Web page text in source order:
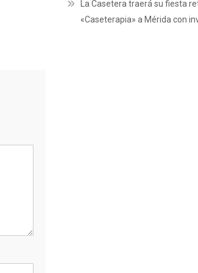
La Casetera traerá su fiesta
«Caseterapia» a Mérida con